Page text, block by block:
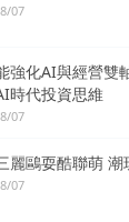
07
強化AI與經營雙
時代投資思維
07
麗鷗耍酷聯萌 潮
07